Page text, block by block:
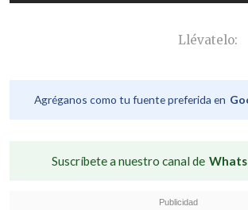
Llévatelo:
Agréganos como tu fuente preferida en
Suscríbete a nuestro canal de